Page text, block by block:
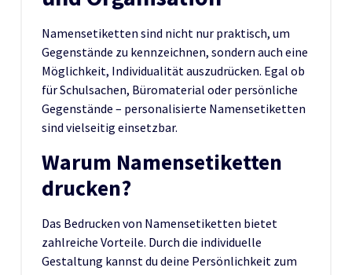
Namensetiketten sind nicht nur praktisch, um
Gegenstände zu kennzeichnen, sondern auch eine
Möglichkeit, Individualität auszudrücken. Egal ob
für Schulsachen, Büromaterial oder persönliche
Gegenstände – personalisierte Namensetiketten
sind vielseitig einsetzbar.
Warum Namensetiketten
drucken?
Das Bedrucken von Namensetiketten bietet
zahlreiche Vorteile. Durch die individuelle
Gestaltung kannst du deine Persönlichkeit zum